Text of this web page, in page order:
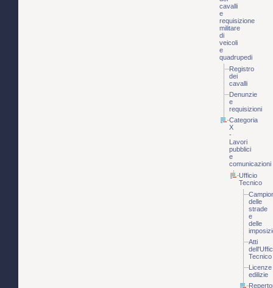
cavalli
e
requisizione
militare
di
veicoli
e
quadrupedi
Registro
dei
cavalli
Denunzie
e
requisizioni
Categoria
X
-
Lavori
pubblici
e
comunicazioni
Ufficio
Tecnico
delle
strade
e
delle
Atti
Tecnico
Licenze
edilizie